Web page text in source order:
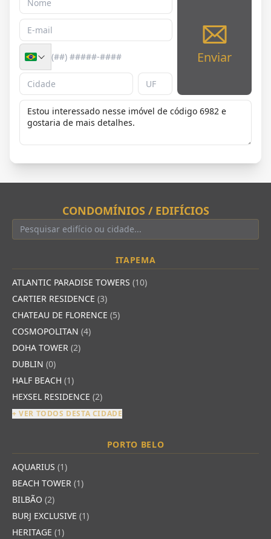
Enviar
CONDOMÍNIOS / EDIFÍCIOS
ITAPEMA
ATLANTIC PARADISE TOWERS (10)
CARTIER RESIDENCE (3)
CHATEAU DE FLORENCE (5)
COSMOPOLITAN (4)
DOHA TOWER (2)
DUBLIN (0)
HALF BEACH (1)
HEXSEL RESIDENCE (2)
+ VER TODOS DESTA CIDADE
PORTO BELO
AQUARIUS (1)
BEACH TOWER (1)
BILBÃO (2)
BURJ EXCLUSIVE (1)
HERITAGE (1)